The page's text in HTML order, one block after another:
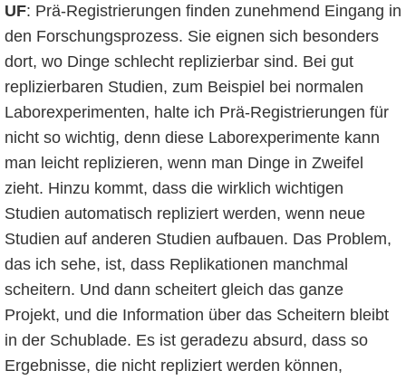
UF: Prä-Registrierungen finden zunehmend Eingang in
den Forschungsprozess. Sie eignen sich besonders
dort, wo Dinge schlecht replizierbar sind. Bei gut
replizierbaren Studien, zum Beispiel bei normalen
Laborexperimenten, halte ich Prä-Registrierungen für
nicht so wichtig, denn diese Laborexperimente kann
man leicht replizieren, wenn man Dinge in Zweifel
zieht. Hinzu kommt, dass die wirklich wichtigen
Studien automatisch repliziert werden, wenn neue
Studien auf anderen Studien aufbauen. Das Problem,
das ich sehe, ist, dass Replikationen manchmal
scheitern. Und dann scheitert gleich das ganze
Projekt, und die Information über das Scheitern bleibt
in der Schublade. Es ist geradezu absurd, dass so
Ergebnisse, die nicht repliziert werden können,